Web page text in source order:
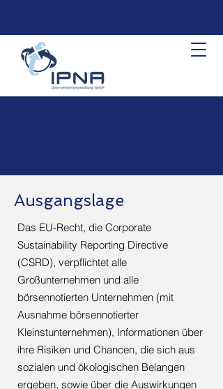
Ausgangslage
Das EU-Recht, die Corporate
Sustainability Reporting Directive
(CSRD), verpflichtet alle
Großunternehmen und alle
börsennotierten Unternehmen (mit
Ausnahme börsennotierter
Kleinstunternehmen), Informationen über
ihre Risiken und Chancen, die sich aus
sozialen und ökologischen Belangen
ergeben, sowie über die Auswirkungen